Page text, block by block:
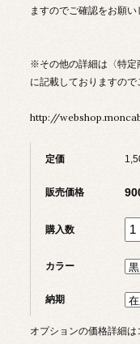
ますのでご確認をお願い
※その他の詳細は〈特定
に記載しておりますので
http://
定価
販売価格
購入数
カラー
納期
オプションの価格詳細は